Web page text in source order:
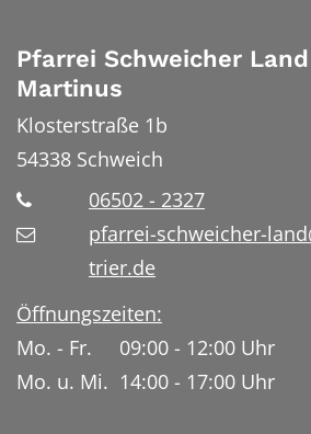
Pfarrei Schweicher
Martinus
Klosterstraße 1b
54338 Schweich
06502 - 2327
pfarrei-schweicher-
trier.de
Öffnungszeiten:
Mo. - Fr. 09:00 - 12:00 Uhr
Mo. u. Mi. 14:00 - 17:00 Uhr